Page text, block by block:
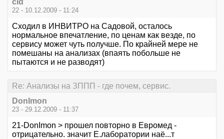
cid
22 - 10.12.2009 - 11:24
Сходил в ИНВИТРО на Садовой, осталось
нормальное впечатление, по ценам как везде, по
сервису может чуть получше. По крайней мере не
помешаны на анализах (впаять побольше не
пытаются и не разводят)
Re: Анализы на ЗППП - где почем, сервис.
DonImon
23 - 29.12.2009 - 11:37
21-DonImon > прошел повторно в Евромед -
отрицательно. значит Е.лаборатории наё...т